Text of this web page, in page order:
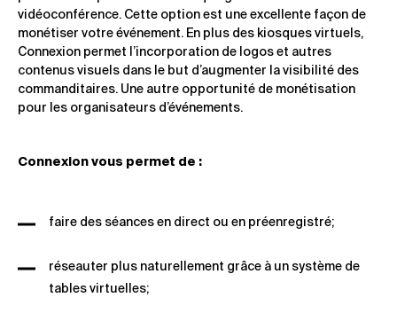
vidéoconférence. Cette option est une excellente façon de
monétiser votre événement. En plus des kiosques virtuels,
Connexion permet l’incorporation de logos et autres
contenus visuels dans le but d’augmenter la visibilité des
commanditaires. Une autre opportunité de monétisation
pour les organisateurs d’événements.
Connexion vous permet de :
faire des séances en direct ou en préenregistré;
réseauter plus naturellement grâce à un système de
tables virtuelles;